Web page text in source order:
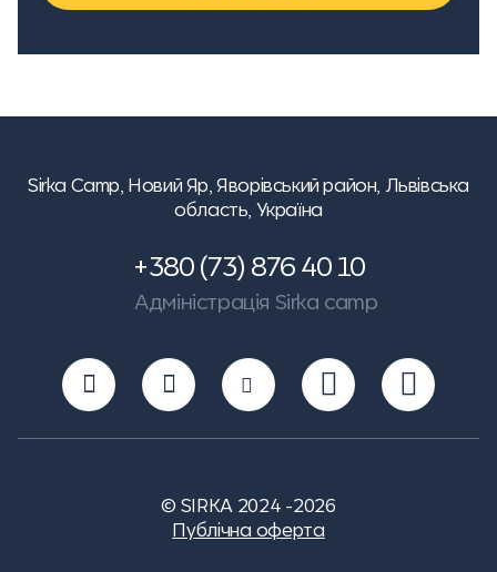
Sirka Camp, Новий Яр, Яворівський район, Львівська
область, Україна
+380 (73) 876 40 10
Адміністрація Sirka camp
© SIRKA 2024 -2026
Публічна оферта